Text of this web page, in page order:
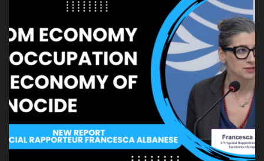
COSA STAI CERCANDO?